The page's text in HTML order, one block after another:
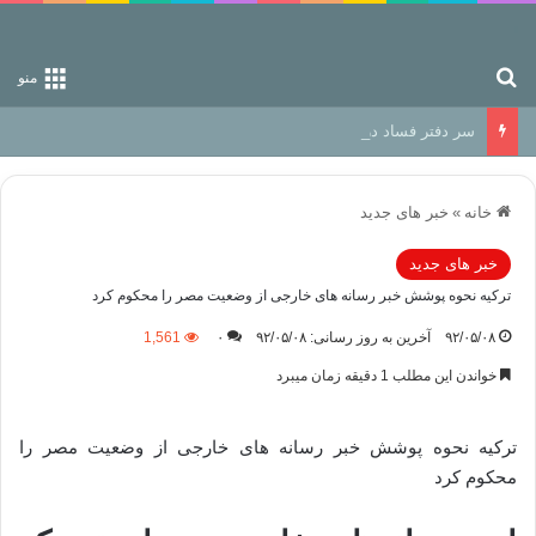
منو
سر دفتر فساد در زمین‌، دوری وکناره‌گیری از راه خداست‌!
خانه » خبر های جدید
خبر های جدید
ترکیه نحوه پوشش خبر رسانه های خارجی از وضعیت مصر را محکوم کرد
۹۲/۰۵/۰۸ آخرین به روز رسانی: ۹۲/۰۵/۰۸ ۰ 1,561
خواندن این مطلب 1 دقیقه زمان میبرد
ترکیه نحوه پوشش خبر رسانه های خارجی از وضعیت مصر را
محکوم کرد